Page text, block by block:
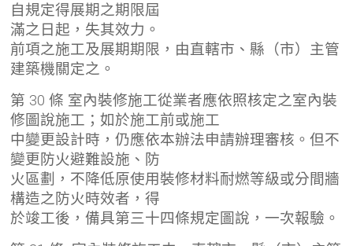
自規定得展期之期限屆
滿之日起，失其效力。
前項之施工及展期期限，由直轄市、縣（市）主管
建築機關定之。
第 30 條 室內裝修施工從業者應依照核定之室內裝
修圖說施工；如於施工前或施工
中變更設計時，仍應依本辦法申請辦理審核。但不
變更防火避難設施、防
火區劃，不降低原使用裝修材料耐燃等級或分間牆
構造之防火時效者，得
於竣工後，備具第三十四條規定圖說，一次報驗。